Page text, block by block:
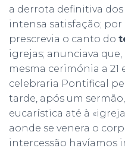
a derrota definitiva
intensa satisfação; por
prescrevia o canto do
igrejas; anunciava
mesma cerimónia a
celebraria Pontifical
tarde, após um
eucarística até à
aonde se venera o
intercessão havíamos